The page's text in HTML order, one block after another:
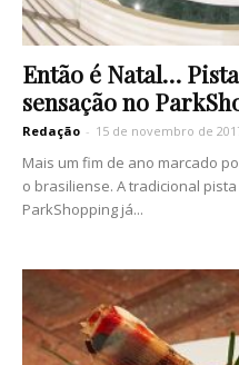
Então é Natal…
sensação no
Redação - 15 de novembro de
Mais um fim de ano marcado
o brasiliense. A tradicional
ParkShopping já...